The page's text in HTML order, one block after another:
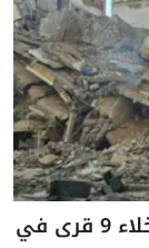
جيش الاحتلال الإسرائيلي يحذر من إخلاء 9 قرى في